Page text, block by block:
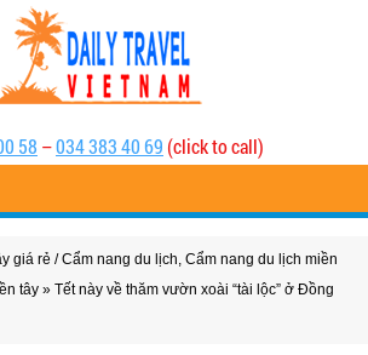
58 –034 383 40 69 (click to call)
giá rẻ /Cẩm nang du lịch, Cẩm nang du lịch miền
tây » Tết này về thăm vườn xoài “tài lộc” ở Đồng